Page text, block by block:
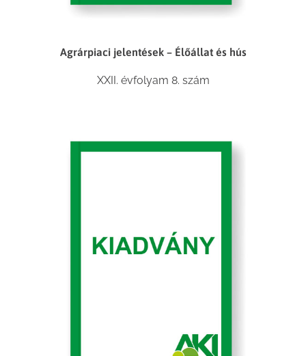
Agrárpiaci jelentések – Élőállat és hús
XXII. évfolyam 8. szám